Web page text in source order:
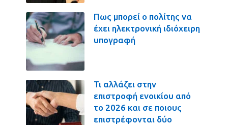
Πως μπορεί ο πολίτης να
έχει ηλεκτρονική ιδιόχειρη
υπογραφή
Τι αλλάζει στην
επιστροφή ενοικίου από
το 2026 και σε ποιους
επιστρέφονται δύο